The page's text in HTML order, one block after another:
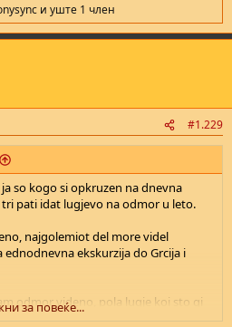
и уште 1 член
#1.229
so kogo si opkruzen na dnevna
pati idat lugjevo na odmor u leto.
najgolemiot del more videl
ekskurzija do Grcija i
odmor videno, pola lugje koi sto gi
od egzistencijalni trosoci, a
за повеќе...